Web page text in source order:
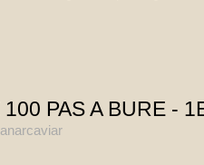
PAS A BURE -